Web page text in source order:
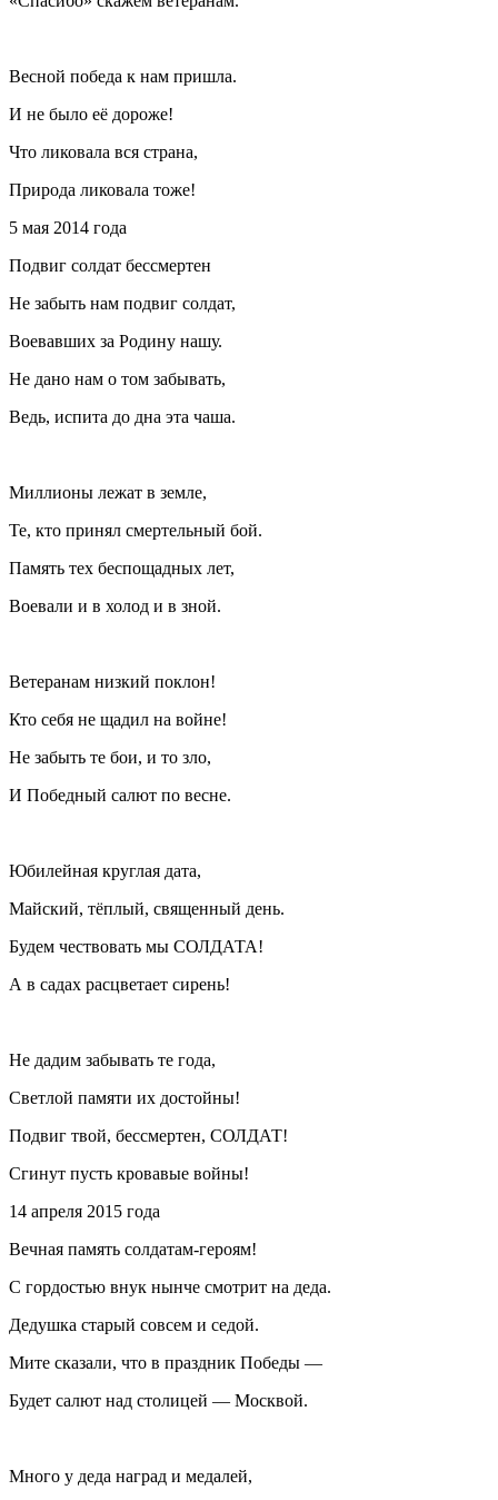
Весной победа к нам пришла.
И не было её дороже!
Что ликовала вся страна,
Природа ликовала тоже!
5 мая 2014 года
Подвиг солдат бессмертен
Не забыть нам подвиг солдат,
Воевавших за Родину нашу.
Не дано нам о том забывать,
Ведь, испита до дна эта чаша.
Миллионы лежат в земле,
Те, кто принял смертельный бой.
Память тех беспощадных лет,
Воевали и в холод и в зной.
Ветеранам низкий поклон!
Кто себя не щадил на войне!
Не забыть те бои, и то зло,
И Победный салют по весне.
Юбилейная круглая дата,
Майский, тёплый, священный день.
Будем чествовать мы СОЛДАТА!
А в садах расцветает сирень!
Не дадим забывать те года,
Светлой памяти их достойны!
Подвиг твой, бессмертен, СОЛДАТ!
Сгинут пусть кровавые войны!
14 апреля 2015 года
Вечная память солдатам-героям!
С гордостью внук нынче смотрит на деда.
Дедушка старый совсем и седой.
Мите сказали, что в праздник Победы —
Будет салют над столицей — Москвой.
Много у деда наград и медалей,